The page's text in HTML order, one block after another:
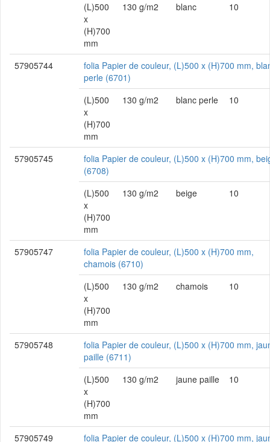
(L)500
x
(H)700
mm
130 g/m2 blanc 10
57905744
folia Papier de couleur, (L)500 x (H)700 mm,
perle (6701)
(L)500
x
(H)700
mm
130 g/m2 blanc perle 10
57905745
folia Papier de couleur, (L)500 x (H)700 mm,
(6708)
(L)500
x
(H)700
mm
130 g/m2 beige 10
57905747
folia Papier de couleur, (L)500 x (H)700 mm,
chamois (6710)
(L)500
x
(H)700
mm
130 g/m2 chamois 10
57905748
folia Papier de couleur, (L)500 x (H)700 mm,
paille (6711)
(L)500
x
(H)700
mm
130 g/m2 jaune paille 10
57905749 folia Papier de couleur, (L)500 x (H)700 mm,